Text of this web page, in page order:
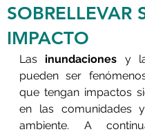
SOBRELLEVAR
IMPACTO
Las inundaciones y
pueden ser
que tengan impactos
en las comunidades
ambiente. A